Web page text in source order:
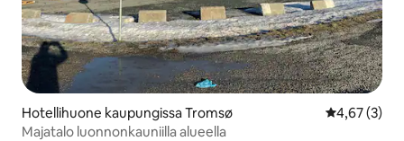
Hotellihuone kaupungissa Tromsø
4,67 (3)
Majatalo luonnonkauniilla alueella